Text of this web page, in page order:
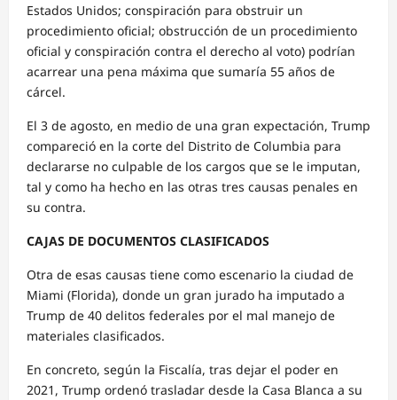
Estados Unidos; conspiración para obstruir un
procedimiento oficial; obstrucción de un procedimiento
oficial y conspiración contra el derecho al voto) podrían
acarrear una pena máxima que sumaría 55 años de
cárcel.
El 3 de agosto, en medio de una gran expectación, Trump
compareció en la corte del Distrito de Columbia para
declararse no culpable de los cargos que se le imputan,
tal y como ha hecho en las otras tres causas penales en
su contra.
CAJAS DE DOCUMENTOS CLASIFICADOS
Otra de esas causas tiene como escenario la ciudad de
Miami (Florida), donde un gran jurado ha imputado a
Trump de 40 delitos federales por el mal manejo de
materiales clasificados.
En concreto, según la Fiscalía, tras dejar el poder en
2021, Trump ordenó trasladar desde la Casa Blanca a su